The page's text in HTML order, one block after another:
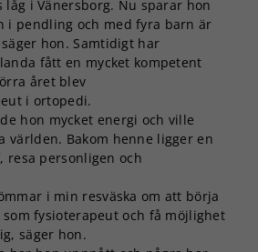
i Vänersborg. Nu sparar hon
i pendling och med fyra barn är
hon. Samtidigt har
fått en mycket kompetent
året blev
i ortopedi.
hon mycket energi och ville
världen. Bakom henne ligger en
resa personligen och
i min resväska om att börja
fysioterapeut och få möjlighet
säger hon.